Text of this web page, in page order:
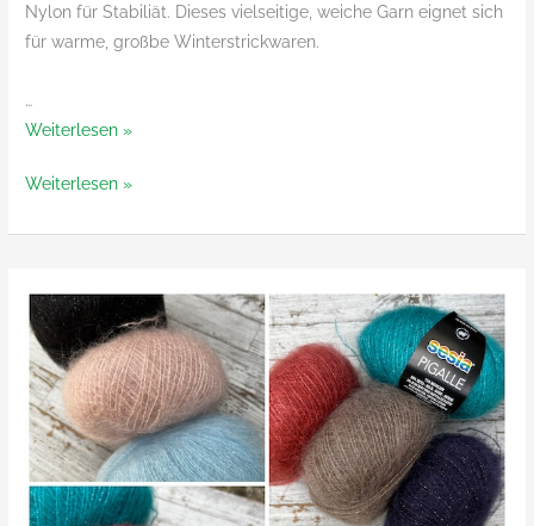
Nylon für Stabiliät. Dieses vielseitige, weiche Garn eignet sich
für warme, großbe Winterstrickwaren.
…
CME
Mohair
Yarn
Weiterlesen »
CME
von
Kokon
Yarn
Weiterlesen »